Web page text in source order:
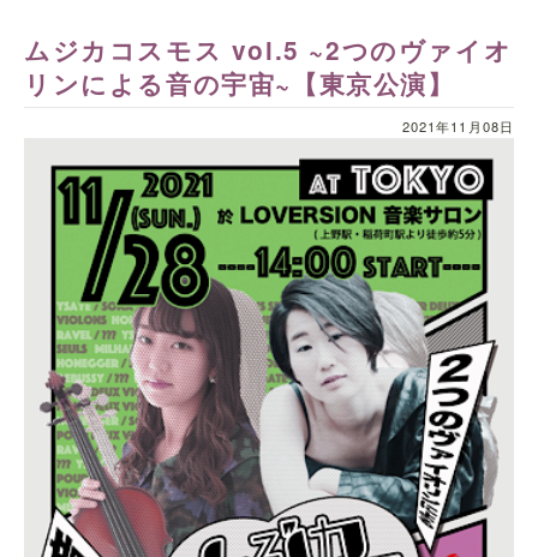
ムジカコスモス vol.5 ~2つのヴァイオ
リンによる音の宇宙~【東京公演】
2021年11月08日